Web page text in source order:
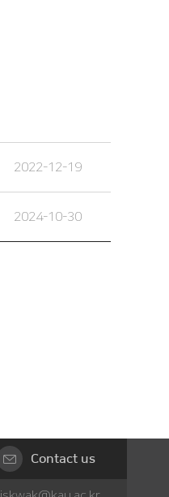
2022-12-19
2024-10-30
Contact us